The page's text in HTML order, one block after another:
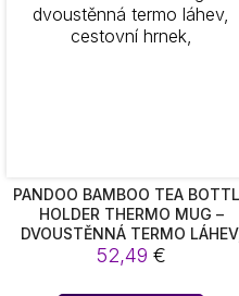
PANDOO BAMBOO TEA
HOLDER THERMO MUG –
DVOUSTĚNNÁ TERMO LÁHEV,
CESTOVNÍ HRNEK,
52,49 €